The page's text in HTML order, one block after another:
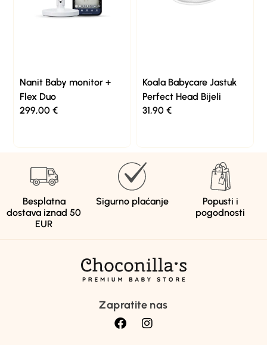
Nanit Baby monitor +
Flex Duo
299,00€
Koala Babycare Jastuk
Perfect Head Bijeli
31,90 €
Besplatna
dostava iznad 50
EUR
Sigurno plaćanje
Popusti i
pogodnosti
Zapratite nas